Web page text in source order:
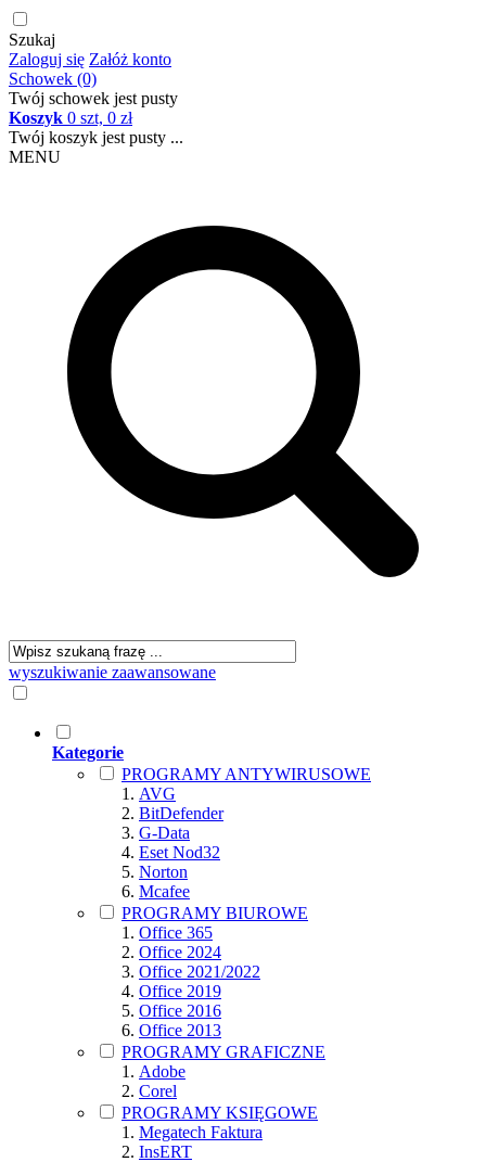
Szukaj
Zaloguj się Załóż konto
Schowek (0)
Twój schowek jest pusty
Koszyk 0 szt, 0 zł
Twój koszyk jest pusty ...
MENU
wyszukiwanie zaawansowane
Kategorie
PROGRAMY ANTYWIRUSOWE
AVG
BitDefender
G-Data
Eset Nod32
Norton
Mcafee
PROGRAMY BIUROWE
Office 365
Office 2024
Office 2021/2022
Office 2019
Office 2016
Office 2013
PROGRAMY GRAFICZNE
Adobe
Corel
PROGRAMY KSIĘGOWE
Megatech Faktura
InsERT